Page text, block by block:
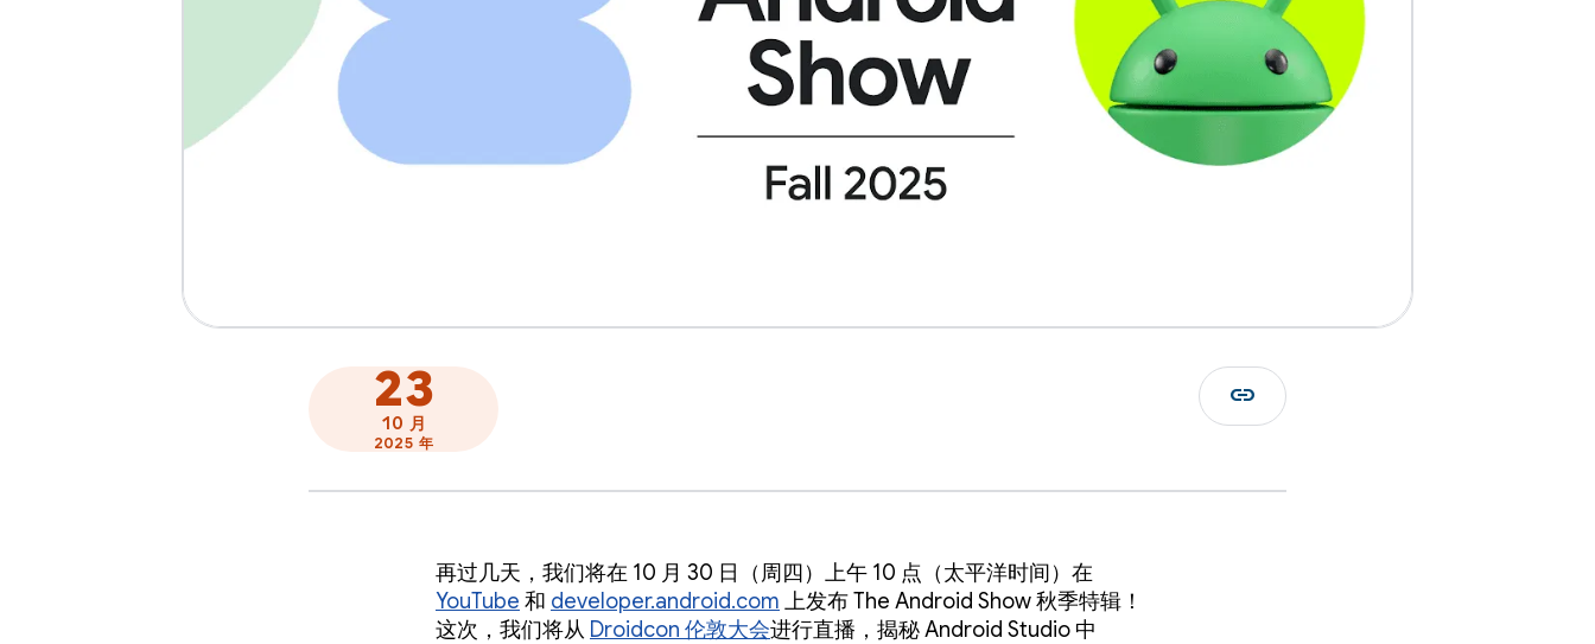
23
10 月
2025 年
link
再过几天，我们将在 10 月 30 日（周四）上午 10 点（太平洋时间）在
YouTube 和 developer.android.com 上发布 The Android Show 秋季特辑！
这次，我们将从 Droidcon 伦敦大会进行直播，揭秘 Android Studio 中